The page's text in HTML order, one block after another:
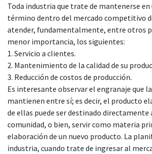
Toda industria que trate de mantenerse
término dentro del mercado competitivo
atender, fundamentalmente, entre otros
menor importancia, los siguientes:
1. Servicio a clientes.
2. Mantenimiento de la calidad de su
3. Reducción de costos de producción.
Es interesante observar el engranaje que
mantienen entre sí; es decir, el producto
de ellas puede ser destinado directamente
comunidad, o bien, servir como materia
elaboración de un nuevo producto. La
industria, cuando trate de ingresar al